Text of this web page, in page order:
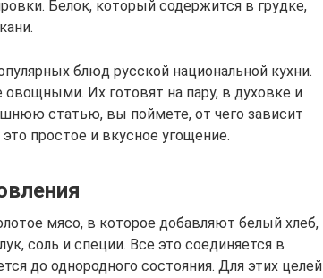
Белок, который содержится в грудке,
блюд русской национальной кухни.
Их готовят на пару, в духовке и
статью, вы поймете, от чего зависит
простое и вкусное угощение.
мясо, в которое добавляют белый хлеб,
соль и специи. Все это соединяется в
до однородного состояния. Для этих целей